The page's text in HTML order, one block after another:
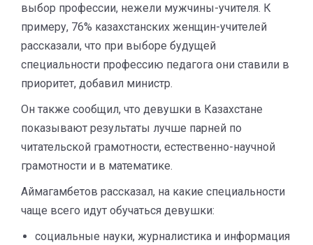
выбор профессии, нежели мужчины-учителя. К
примеру, 76% казахстанских женщин-учителей
рассказали, что при выборе будущей
специальности профессию педагога они ставили в
приоритет, добавил министр.
Он также сообщил, что девушки в Казахстане
показывают результаты лучше парней по
читательской грамотности, естественно-научной
грамотности и в математике.
Аймагамбетов рассказал, на какие специальности
чаще всего идут обучаться девушки:
социальные науки, журналистика и информация